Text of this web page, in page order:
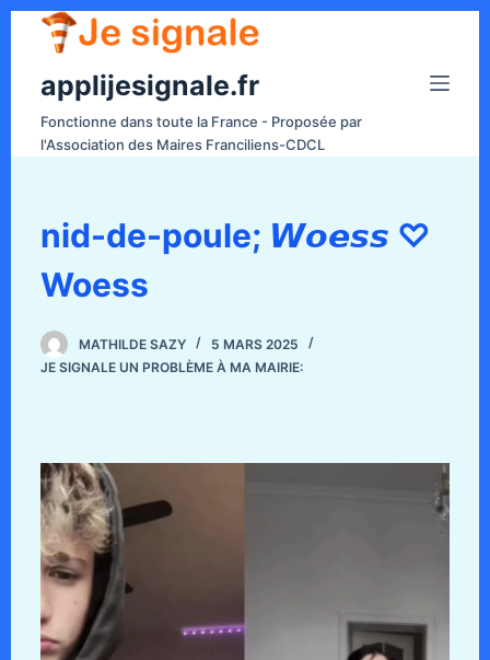
applijesignale.fr
Fonctionne dans toute la France - Proposée par
l'Association des Maires Franciliens-CDCL
nid-de-poule; 𝙒𝙤𝙚𝙨𝙨 ♡
Woess
MATHILDE SAZY
5 MARS 2025
JE SIGNALE UN PROBLÈME À MA MAIRIE: